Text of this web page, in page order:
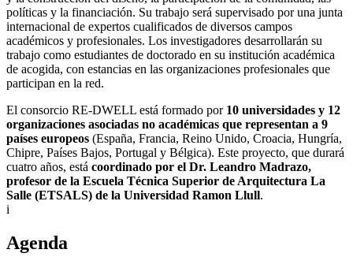
políticas y la financiación. Su trabajo será supervisado por una junta
internacional de expertos cualificados de diversos campos
académicos y profesionales. Los investigadores desarrollarán su
trabajo como estudiantes de doctorado en su institución académica
de acogida, con estancias en las organizaciones profesionales que
participan en la red.
El consorcio RE-DWELL está formado por 10 universidades y 12
organizaciones asociadas no académicas que representan a 9
países europeos (España, Francia, Reino Unido, Croacia, Hungría,
Chipre, Países Bajos, Portugal y Bélgica). Este proyecto, que durará
cuatro años, está coordinado por el Dr. Leandro Madrazo,
profesor de la Escuela Técnica Superior de Arquitectura La
Salle (ETSALS) de la Universidad Ramon Llull.
i
Agenda